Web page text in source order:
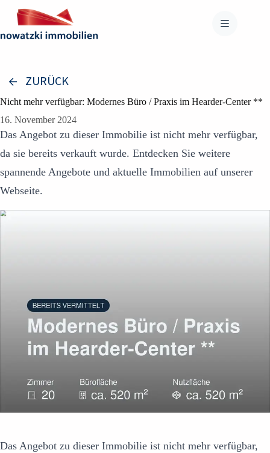
Inhalt
springen
ZURÜCK
Nicht mehr verfügbar: Modernes Büro / Praxis im Hearder-Center **
16. November 2024
Das Angebot zu dieser Immobilie ist nicht mehr verfügbar,
da sie bereits verkauft wurde. Entdecken Sie weitere
spannende Angebote und aktuelle Immobilien auf unserer
Webseite.
Das Angebot zu dieser Immobilie ist nicht mehr verfügbar,